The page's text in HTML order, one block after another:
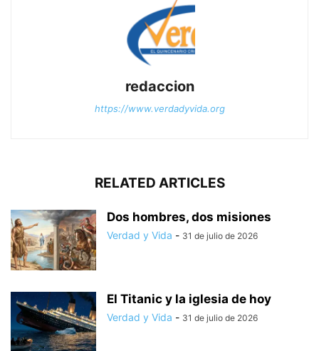
redaccion
https://www.verdadyvida.org
RELATED ARTICLES
Dos hombres, dos misiones
Verdad y Vida - 31 de julio de 2026
El Titanic y la iglesia de hoy
Verdad y Vida - 31 de julio de 2026